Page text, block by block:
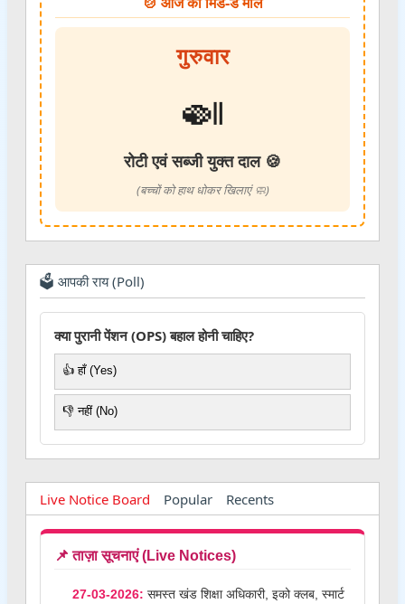
गुरुवार
🍛
रोटी एवं सब्जी युक्त दाल 🍪
(बच्चों को हाथ धोकर खिलाएं 🧼)
🗳️ आपकी राय (Poll)
क्या पुरानी पेंशन (OPS) बहाल होनी चाहिए?
👍 हाँ (Yes)
👎 नहीं (No)
Live Notice Board Popular
Recents
Comments
📌 ताज़ा सूचनाएं (Live Notices)
27-03-2026: समस्त खंड शिक्षा अधिकारी, इको क्लब, स्मार्ट